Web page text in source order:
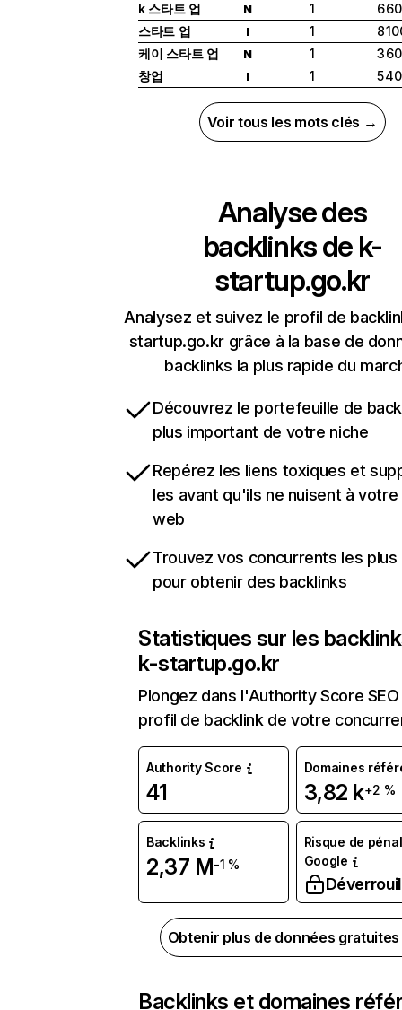
k 스타트 업
N 1
6
스타트 업
I 1
8
케이 스타트 업
N 1
3
창업
I 1 5
Voir tous les mots clés →
Analyse des
backlinks de k-
startup.go.kr
Analysez et suivez le profil de
startup.go.kr grâce à la base de
backlinks la plus rapide du
Découvrez le portefeuille de
plus important de votre niche
Repérez les liens toxiques et
les avant qu'ils ne nuisent à
web
Trouvez vos concurrents les
pour obtenir des backlinks
Statistiques sur les
k-startup.go.kr
Plongez dans l'Authority Score
profil de backlink de votre
Authority Score
41
Domaines
3,82 k+2 %
Backlinks
2,37 M-1 %
Risque de
Google
Obtenir plus de données
Backlinks et domaines